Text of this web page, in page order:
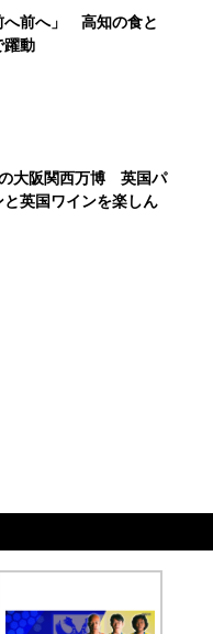
へ前へ」 高知の食と
躍動
大阪関西万博 英国パ
英国ワインを楽しん